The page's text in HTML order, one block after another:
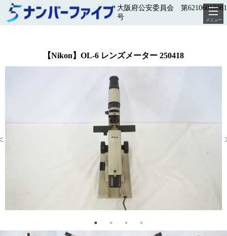
大阪府公安委員会 第
号
メニュー
【Nikon】OL-6 レンズメーター 250418